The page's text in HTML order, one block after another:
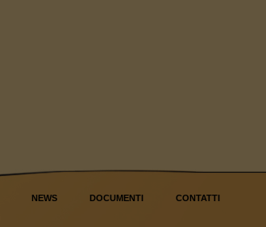
NEWS DOCUMENTI CONTATTI